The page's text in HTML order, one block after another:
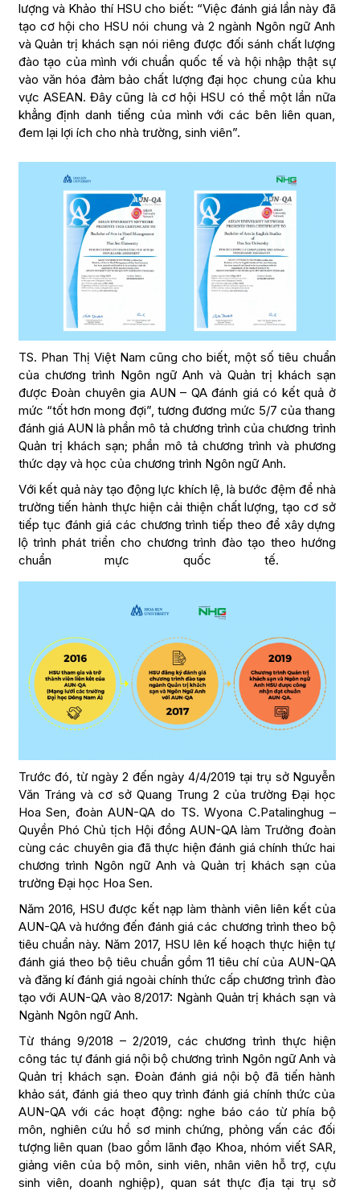
lượng và Khảo thí HSU cho biết: “Việc đánh giá lần này đã
tạo cơ hội cho HSU nói chung và 2 ngành Ngôn ngữ Anh
và Quản trị khách sạn nói riêng được đối sánh chất lượng
đào tạo của mình với chuẩn quốc tế và hội nhập thật sự
vào văn hóa đảm bảo chất lượng đại học chung của khu
vực ASEAN. Đây cũng là cơ hội HSU có thể một lần nữa
khẳng định danh tiếng của mình với các bên liên quan,
đem lại lợi ích cho nhà trường, sinh viên”.
TS. Phan Thị Việt Nam cũng cho biết, một số tiêu chuẩn
của chương trình Ngôn ngữ Anh và Quản trị khách sạn
được Đoàn chuyên gia AUN – QA đánh giá có kết quả ở
mức “tốt hơn mong đợi”, tương đương mức 5/7 của thang
đánh giá AUN là phần mô tả chương trình của chương trình
Quản trị khách sạn; phần mô tả chương trình và phương
thức dạy và học của chương trình Ngôn ngữ Anh.
Với kết quả này tạo động lực khích lệ, là bước đệm để nhà
trường tiến hành thực hiện cải thiện chất lượng, tạo cơ sở
tiếp tục đánh giá các chương trình tiếp theo để xây dựng
lộ trình phát triển cho chương trình đào tạo theo hướng
chuẩn mực quốc tế.
Trước đó, từ ngày 2 đến ngày 4/4/2019 tại trụ sở Nguyễn
Văn Tráng và cơ sở Quang Trung 2 của trường Đại học
Hoa Sen, đoàn AUN-QA do TS. Wyona C.Patalinghug –
Quyền Phó Chủ tịch Hội đồng AUN-QA làm Trưởng đoàn
cùng các chuyên gia đã thực hiện đánh giá chính thức hai
chương trình Ngôn ngữ Anh và Quản trị khách sạn của
trường Đại học Hoa Sen.
Năm 2016, HSU được kết nạp làm thành viên liên kết của
AUN-QA và hướng đến đánh giá các chương trình theo bộ
tiêu chuẩn này. Năm 2017, HSU lên kế hoạch thực hiện tự
đánh giá theo bộ tiêu chuẩn gồm 11 tiêu chí của AUN-QA
và đăng kí đánh giá ngoài chính thức cấp chương trình đào
tạo với AUN-QA vào 8/2017: Ngành Quản trị khách sạn và
Ngành Ngôn ngữ Anh.
Từ tháng 9/2018 – 2/2019, các chương trình thực hiện
công tác tự đánh giá nội bộ chương trình Ngôn ngữ Anh và
Quản trị khách sạn. Đoàn đánh giá nội bộ đã tiến hành
khảo sát, đánh giá theo quy trình đánh giá chính thức của
AUN-QA với các hoạt động: nghe báo cáo từ phía bộ
môn, nghiên cứu hồ sơ minh chứng, phỏng vấn các đối
tượng liên quan (bao gồm lãnh đạo Khoa, nhóm viết SAR,
giảng viên của bộ môn, sinh viên, nhân viên hỗ trợ, cựu
sinh viên, doanh nghiệp), quan sát thực địa tại trụ sở